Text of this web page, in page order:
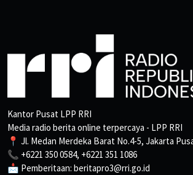
Kantor Pusat LPP RRI
Media radio berita online terpercaya - LPP RRI
📍 Jl. Medan Merdeka Barat No.4-5, Jakarta
📞 +6221 350 0584, +6221 351 1086
📩 Pemberitaan: beritapro3@rri.go.id